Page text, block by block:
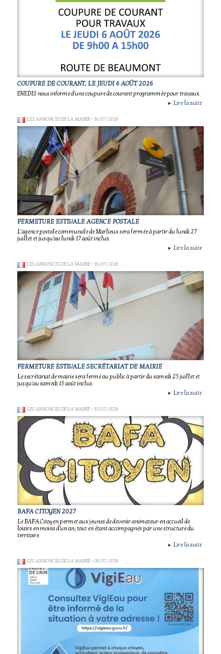
COUPURE DE COURANT, LE JEUDI 6 AOÛT 2026
ENEDIS nous informe d'une coupure de courant programmée pour travaux.
► Lire la suite
LES ANNONCES DE LA MAIRIE- 16/07/2026
FERMETURE ESTIVALE AGENCE POSTALE
L'agence postale communale de Marlieux sera fermée à partir du lundi 27
juillet et jusqu'au lundi 17 août inclus.
► Lire la suite
LES ANNONCES DE LA MAIRIE- 16/07/2026
FERMETURE ESTIVALE SECRÉTARIAT DE MAIRIE
Le secrétariat de mairie sera fermé au public à partir du samedi 25 juillet et
jusqu'au samedi 15 août inclus.
► Lire la suite
LES ANNONCES DE LA MAIRIE- 10/07/2026
BAFA CITOYEN 2027
Le BAFA Citoyen permet aux jeunes de devenir animateur en accueil de
loisirs en moins d'un an, tout en étant accompagnés par une structure du
territoire.
► Lire la suite
LES ANNONCES DE LA MAIRIE- 09/07/2026